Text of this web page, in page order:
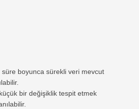
süre boyunca sürekli veri mevcut
bir değişiklik tespit etmek